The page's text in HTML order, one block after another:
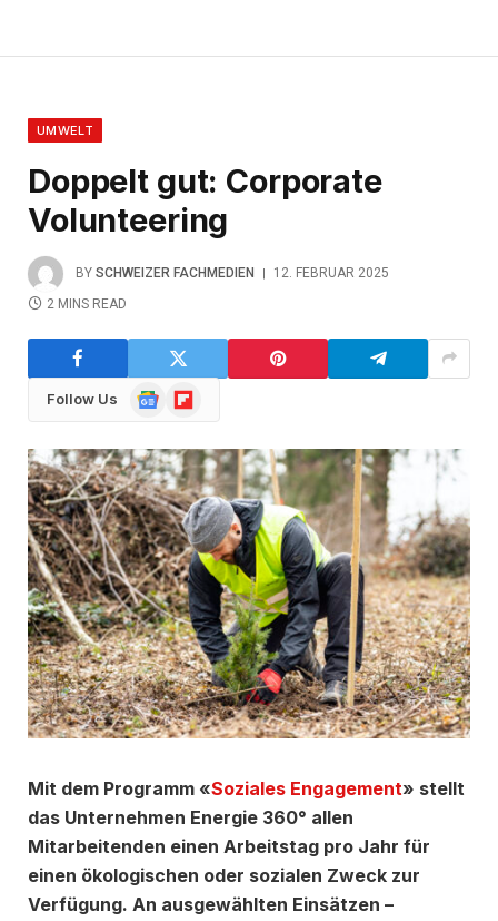
UMWELT
Doppelt gut: Corporate
Volunteering
BY SCHWEIZER FACHMEDIEN
12. FEBRUAR 2025
2 MINS READ
Follow Us
GoogleFlipboard
Mit dem Programm «Soziales Engagement» stellt
das Unternehmen Energie 360° allen
Mitarbeitenden einen Arbeitstag pro Jahr für
einen ökologischen oder sozialen Zweck zur
Verfügung. An ausgewählten Einsätzen –